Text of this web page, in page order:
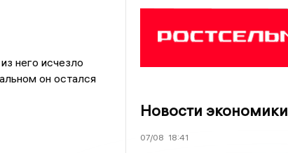
него исчезло
он остался
Новости экономики
07/08 18:41